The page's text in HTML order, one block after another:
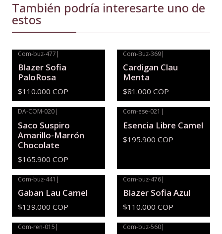
También podría interesarte uno de
estos
Com-buz-477 |
Blazer Sofia
PaloRosa
$110.000 COP
Com-Buz-369|
Cardigan Clau
Menta
$81.000 COP
DA-COM-020|
Saco Suspiro
Amarillo-Marrón
Chocolate
$165.900 COP
Com-ese-021 |
Esencia Libre Camel
$195.900 COP
Com-buz-441 |
Gaban Lau Camel
$139.000 COP
Com-buz-476|
Blazer Sofia Azul
$110.000 COP
Com-ren-015 | Com-buz-560|